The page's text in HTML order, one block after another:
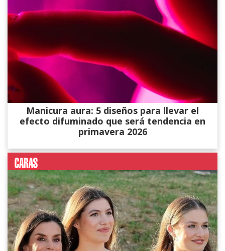
Manicura aura: 5 diseños para llevar el
efecto difuminado que será tendencia en
primavera 2026